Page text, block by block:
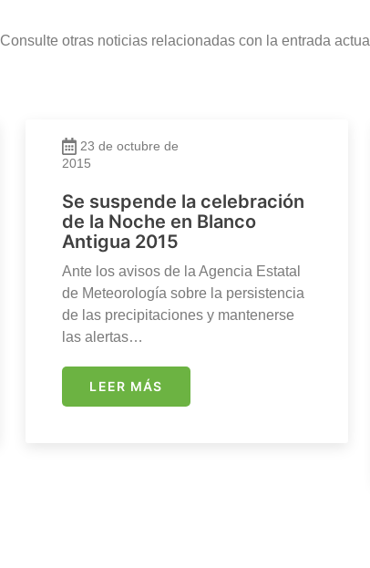
Consulte otras noticias relacionadas con la entrada actual
23 de octubre de
2015
Se suspende la celebración
de la Noche en Blanco
Antigua 2015
Ante los avisos de la Agencia Estatal
de Meteorología sobre la persistencia
de las precipitaciones y mantenerse
las alertas…
LEER MÁS